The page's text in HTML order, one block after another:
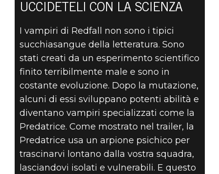
UCCIDETELI CON LA SCIENZA
I vampiri di Redfall non sono i tipici
succhiasangue della letteratura. Sono
stati creati da un esperimento scientifico
finito terribilmente male e sono in
costante evoluzione. Dopo la mutazione,
alcuni di essi sviluppano potenti abilità e
diventano vampiri specializzati come la
Predatrice. Come mostrato nel trailer, la
Predatrice usa un arpione psichico per
trascinarvi lontano dalla vostra squadra,
lasciandovi isolati e vulnerabili. E questo